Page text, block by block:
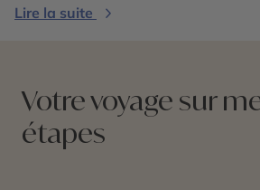
Lire la suite
Votre voyage sur
étapes